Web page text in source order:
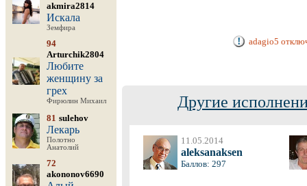
akmira2814
Искала
Земфира
94
Arturchik2804
Любите
женщину за
грех
Фирюлин Михаил
81 sulehov
Лекарь
Полотно
Анатолий
72
akononov6690
adagio5
Другие
11.05.2014
aleksanaksen
Баллов: 297